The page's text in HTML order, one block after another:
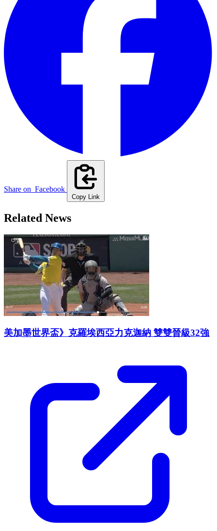
Share on Facebook
Copy Link
Related News
美加墨世界盃》克羅埃西亞力克迦納 雙雙晉級32強